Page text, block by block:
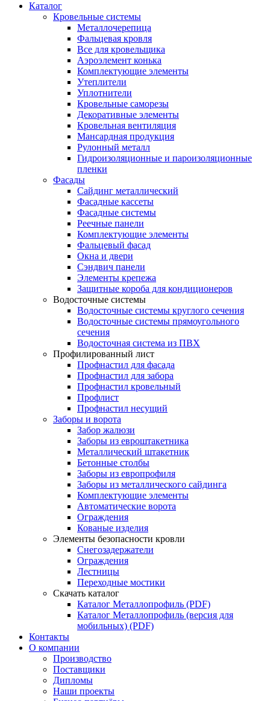
Каталог
Кровельные системы
Металлочерепица
Фальцевая кровля
Все для кровельщика
Аэроэлемент конька
Комплектующие элементы
Утеплители
Уплотнители
Кровельные саморезы
Декоративные элементы
Кровельная вентиляция
Мансардная продукция
Рулонный металл
Гидроизоляционные и пароизоляционные
пленки
Фасады
Сайдинг металлический
Фасадные кассеты
Фасадные системы
Реечные панели
Комплектующие элементы
Фальцевый фасад
Окна и двери
Сэндвич панели
Элементы крепежа
Защитные короба для кондиционеров
Водосточные системы
Водосточные системы круглого сечения
Водосточные системы прямоугольного
сечения
Водосточная система из ПВХ
Профилированный лист
Профнастил для фасада
Профнастил для забора
Профнастил кровельный
Профлист
Профнастил несущий
Заборы и ворота
Забор жалюзи
Заборы из евроштакетника
Металлический штакетник
Бетонные столбы
Заборы из европрофиля
Заборы из металлического сайдинга
Комплектующие элементы
Автоматические ворота
Ограждения
Кованые изделия
Элементы безопасности кровли
Снегозадержатели
Ограждения
Лестницы
Переходные мостики
Скачать каталог
Каталог Металлопрофиль (PDF)
Каталог Металлопрофиль (версия для
мобильных) (PDF)
Контакты
О компании
Производство
Поставщики
Дипломы
Наши проекты